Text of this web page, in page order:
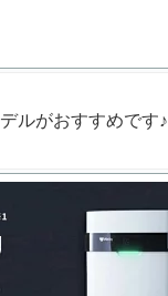
ルがおすすめです♪